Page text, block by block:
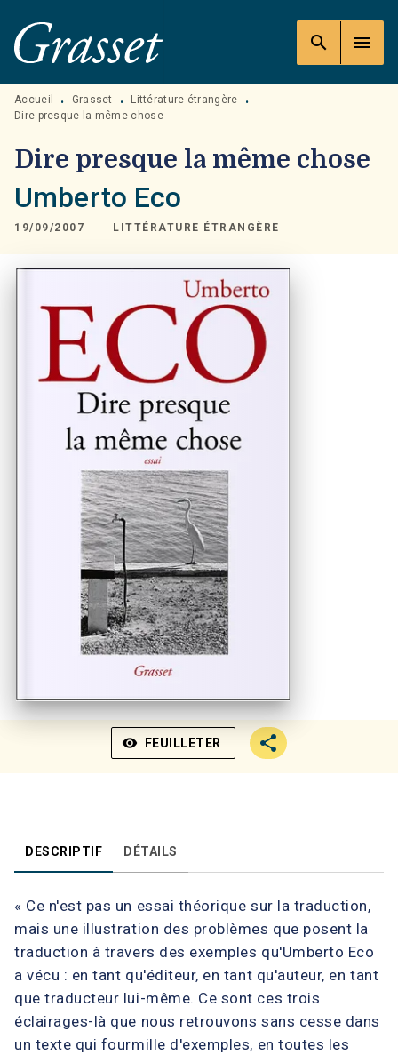
MENU RECHERCHE
PIED DE PAGE
search menu
Accueil • Grasset • Littérature étrangère
•
Dire presque la même chose
Dire presque la même chose
Umberto Eco
19/09/2007 LITTÉRATURE ÉTRANGÈRE
visibility FEUILLETER
DESCRIPTIF DÉTAILS
« Ce n'est pas un essai théorique sur la traduction,
mais une illustration des problèmes que posent la
traduction à travers des exemples qu'Umberto Eco
a vécu : en tant qu'éditeur, en tant qu'auteur, en tant
que traducteur lui-même. Ce sont ces trois
éclairages-là que nous retrouvons sans cesse dans
un texte qui fourmille d'exemples, en toutes les